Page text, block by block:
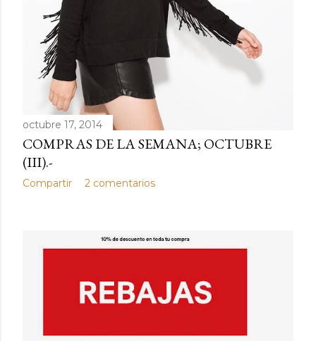
octubre 17, 2014
COMPRAS DE LA SEMANA; OCTUBRE
(III).-
Compartir 2 comentarios